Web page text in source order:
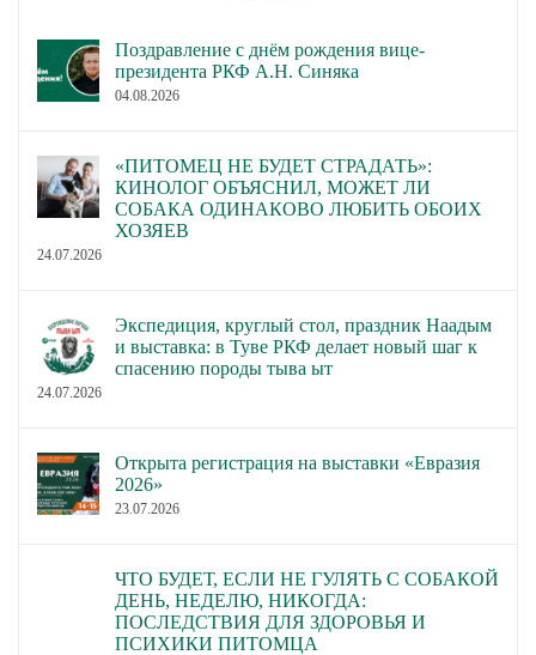
Поздравление с днём рождения вице-
президента РКФ А.Н. Синяка
04.08.2026
«ПИТОМЕЦ НЕ БУДЕТ СТРАДАТЬ»:
КИНОЛОГ ОБЪЯСНИЛ, МОЖЕТ ЛИ
СОБАКА ОДИНАКОВО ЛЮБИТЬ ОБОИХ
ХОЗЯЕВ
24.07.2026
Экспедиция, круглый стол, праздник Наадым
и выставка: в Туве РКФ делает новый шаг к
спасению породы тыва ыт
24.07.2026
Открыта регистрация на выставки «Евразия
2026»
23.07.2026
ЧТО БУДЕТ, ЕСЛИ НЕ ГУЛЯТЬ С СОБАКОЙ
ДЕНЬ, НЕДЕЛЮ, НИКОГДА:
ПОСЛЕДСТВИЯ ДЛЯ ЗДОРОВЬЯ И
ПСИХИКИ ПИТОМЦА